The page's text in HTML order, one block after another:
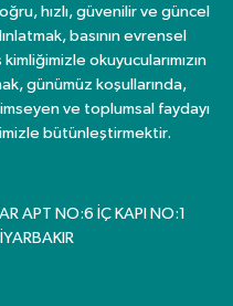
hızlı, güvenilir ve güncel
basının evrensel
okuyucularımızın
günümüz koşullarında,
ve toplumsal faydayı
bütünleştirmektir.
APT NO:6 İÇ KAPI NO:1